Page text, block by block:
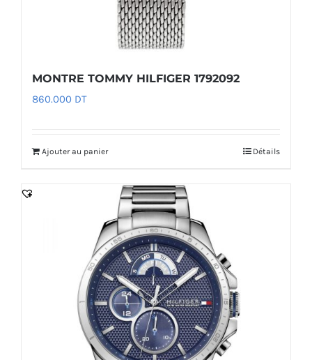
MONTRE TOMMY HILFIGER 1792092
860.000 DT
Ajouter au panier Détails